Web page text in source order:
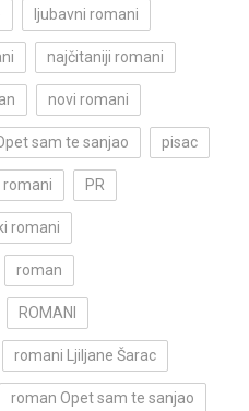
ljubavni romani
najčitaniji romani
novi romani
sam te sanjao pisac
romani PR
romani
roman
ROMANI
romani Ljiljane Šarac
roman Opet sam te sanjao